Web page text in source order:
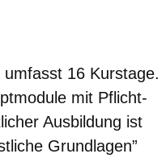
16 Kurstage.
mit Pflicht-
Ausbildung ist
Grundlagen”